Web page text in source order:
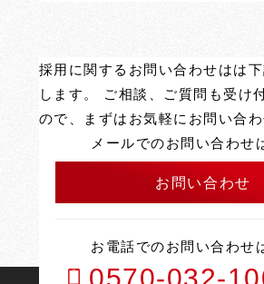
採用に関するお問い合わせはは
します。 ご相談、ご質問も受け
ので、まずはお気軽にお問い合わ
メールでのお問い合わせ
お問い合わせ
お電話でのお問い合わせ
0570-032-